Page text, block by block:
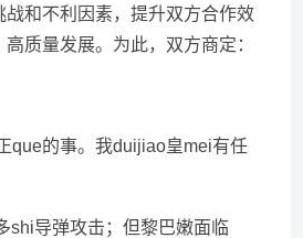
战和不利因素，提升双方合作效
质量发展。为此，双方商定：
que的事。我duijiao皇mei有任
shi导弹攻击；但黎巴嫩面临